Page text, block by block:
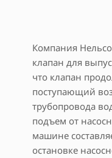
Компания
клапан для
что клапан
поступающий
трубопровода
подъем от
машине
остановке